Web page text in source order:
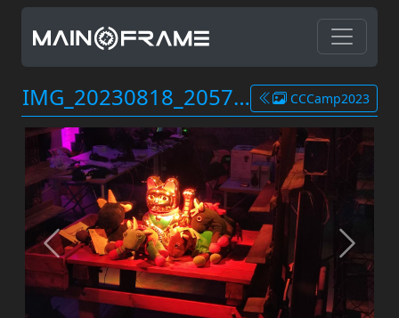
IMG_20230818_205711.jpg CCCamp2023